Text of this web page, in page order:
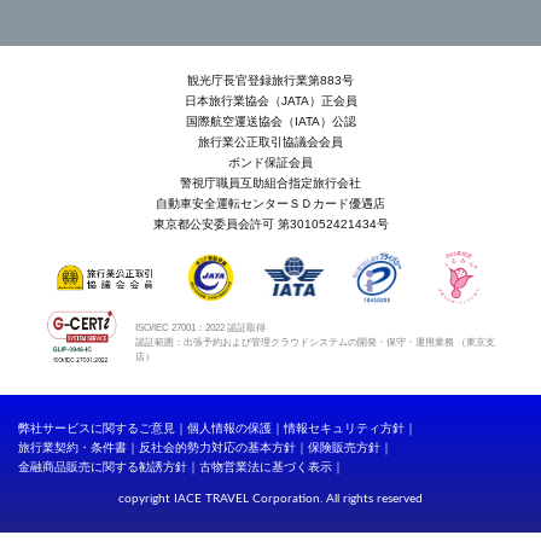
観光庁長官登録旅行業第883号
日本旅行業協会（JATA）正会員
国際航空運送協会（IATA）公認
旅行業公正取引協議会会員
ボンド保証会員
警視庁職員互助組合指定旅行会社
自動車安全運転センターＳＤカード優遇店
東京都公安委員会許可 第301052421434号
ISO/IEC 27001：2022 認証取得
認証範囲：出張予約および管理クラウドシステムの開発・保守・運用業務 （東京支
店）
弊社サービスに関するご意見 個人情報の保護
情報セキュリティ方針
旅行業契約・条件書
反社会的勢力対応の基本方針
保険販売方針
金融商品販売に関する勧誘方針
古物営業法に基づく表示
copyright IACE TRAVEL Corporation. All rights reserved